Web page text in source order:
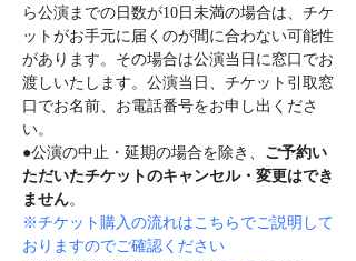
ら公演までの日数が10日未満の場合は、チケ
ットがお手元に届くのが間に合わない可能性
があります。その場合は公演当日に窓口でお
渡しいたします。公演当日、チケット引取窓
口でお名前、お電話番号をお申し出くださ
い。
●公演の中止・延期の場合を除き、 ご予約い
ただいたチケットのキャンセル・変更はでき
ません。
※チケット購入の流れはこちらでご説明して
おりますのでご確認ください